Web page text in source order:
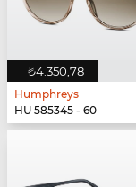
₺4.350,78
Humphreys
HU 585345 - 60